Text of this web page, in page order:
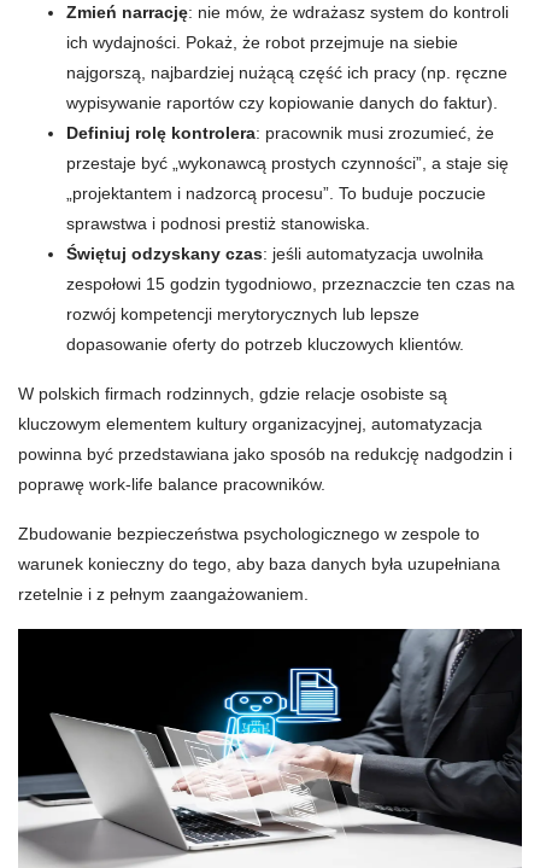
Zmień narrację: nie mów, że wdrażasz system do kontroli
ich wydajności. Pokaż, że robot przejmuje na siebie
najgorszą, najbardziej nużącą część ich pracy (np. ręczne
wypisywanie raportów czy kopiowanie danych do faktur).
Definiuj rolę kontrolera: pracownik musi zrozumieć, że
przestaje być „wykonawcą prostych czynności”, a staje się
„projektantem i nadzorcą procesu”. To buduje poczucie
sprawstwa i podnosi prestiż stanowiska.
Świętuj odzyskany czas: jeśli automatyzacja uwolniła
zespołowi 15 godzin tygodniowo, przeznaczcie ten czas na
rozwój kompetencji merytorycznych lub lepsze
dopasowanie oferty do potrzeb kluczowych klientów.
W polskich firmach rodzinnych, gdzie relacje osobiste są
kluczowym elementem kultury organizacyjnej, automatyzacja
powinna być przedstawiana jako sposób na redukcję nadgodzin i
poprawę work-life balance pracowników.
Zbudowanie bezpieczeństwa psychologicznego w zespole to
warunek konieczny do tego, aby baza danych była uzupełniana
rzetelnie i z pełnym zaangażowaniem.